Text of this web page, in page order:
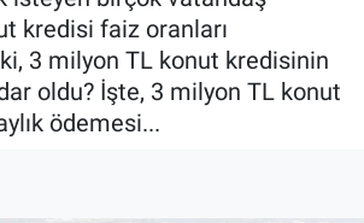
kredisi faiz oranları
3 milyon TL konut kredisinin
oldu? İşte, 3 milyon TL konut
ödemesi...